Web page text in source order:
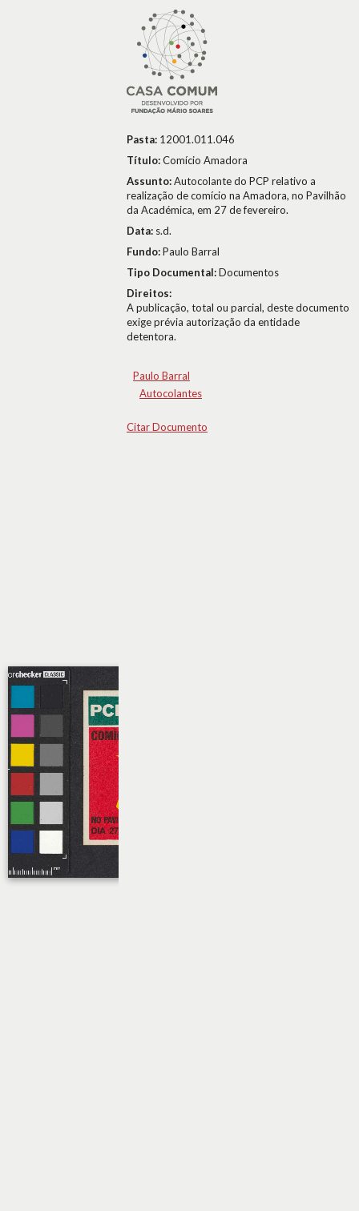
Pasta: 12001.011.046
Título:Comício Amadora
Assunto:Autocolante do PCP relativo a
realização de comício na Amadora, no Pavilhão
da Académica, em 27 de fevereiro.
Data: s.d.
Fundo:Paulo Barral
Tipo Documental:Documentos
Direitos:
A publicação, total ou parcial, deste documento
exige prévia autorização da entidade
detentora.
Paulo Barral
Autocolantes
Citar Documento